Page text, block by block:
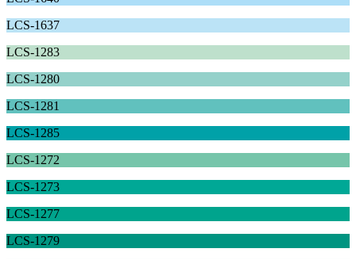
LCS-1637
LCS-1283
LCS-1280
LCS-1281
LCS-1285
LCS-1272
LCS-1273
LCS-1277
LCS-1279